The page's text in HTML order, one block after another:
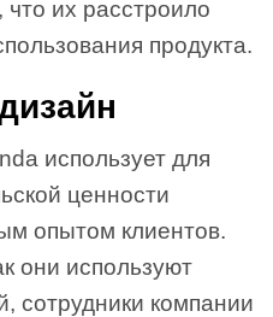
их расстроило
продукта.
использует для
ценности
опытом клиентов.
они используют
сотрудники компании